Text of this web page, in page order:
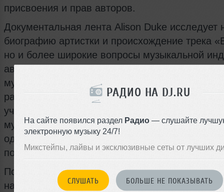
РАДИО НА DJ.RU
На сайте появился раздел Радио — слушайте
электронную музыку 24/7!
Микстейпы, лайвы и эксклюзивные сеты от лучших
СЛУШАТЬ БОЛЬШЕ НЕ ПОКАЗЫВАТЬ
присвоения и прав авторов.
Документальная лента Alison Duke исследует
биографию артистки и происхождение трека
но и более широкие вопросы музыкальной
авторские права, экономическое
музыкантов и сложные пути признания
работа получила мировое распространение
учёта её вклада. Через архивные материалы,
музыкальные фрагменты фильм стремится
одна песня может жить собственной жизнью и
поколения музыкантов и слушателей.
Показ в Garden Cinema планируется как часть
насыщенной программы фестиваля,